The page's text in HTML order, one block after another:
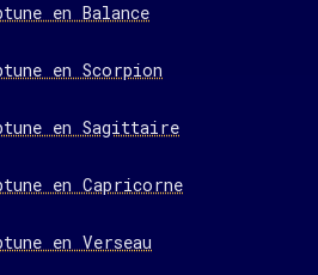
en Balance
en Scorpion
en Sagittaire
en Capricorne
en Verseau